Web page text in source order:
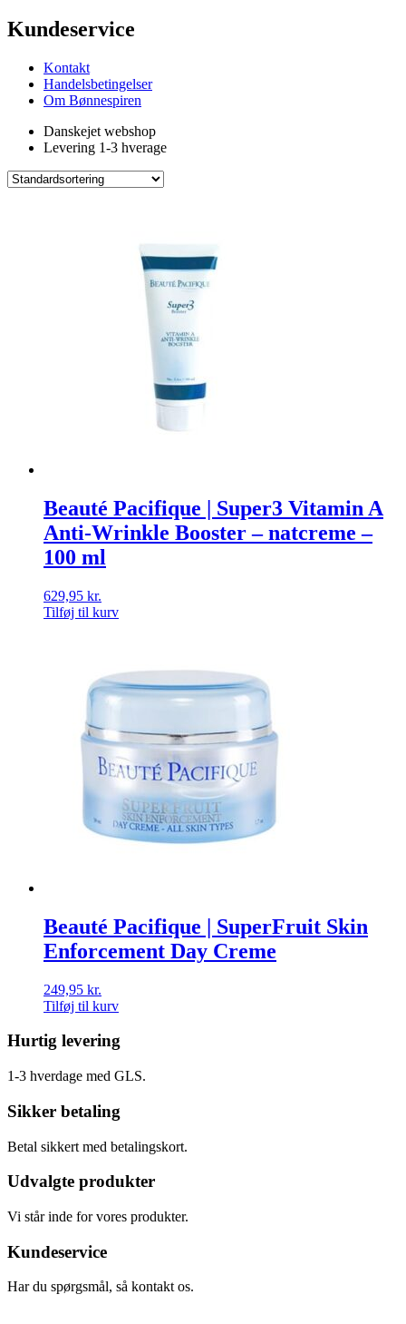
Kundeservice
Kontakt
Handelsbetingelser
Om Bønnespiren
Danskejet webshop
Levering 1-3 hverage
Beauté Pacifique | Super3 Vitamin A
Anti-Wrinkle Booster – natcreme –
100 ml
629,95 kr.
Tilføj til kurv
Beauté Pacifique | SuperFruit Skin
Enforcement Day Creme
249,95 kr.
Tilføj til kurv
Hurtig levering
1-3 hverdage med GLS.
Sikker betaling
Betal sikkert med betalingskort.
Udvalgte produkter
Vi står inde for vores produkter.
Kundeservice
Har du spørgsmål, så kontakt os.